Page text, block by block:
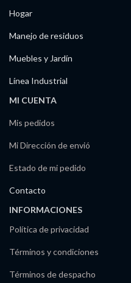
Hogar
Manejo de residuos
Muebles y Jardín
Línea Industrial
MI CUENTA
Mis pedidos
Mi Dirección de envió
Estado de mi pedido
Contacto
INFORMACIONES
Política de privacidad
Términos y condiciones
Términos de despacho